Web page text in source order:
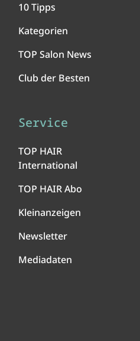
10 Tipps
Kategorien
TOP Salon News
Club der Besten
Service
TOP HAIR
International
TOP HAIR Abo
Kleinanzeigen
Newsletter
Mediadaten